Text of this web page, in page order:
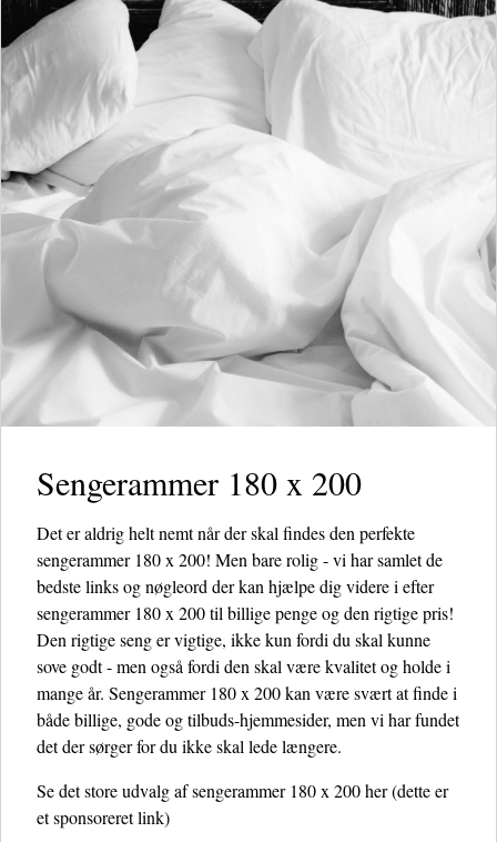
Sengerammer 180 x 200
Det er aldrig helt nemt når der skal findes den perfekte
sengerammer 180 x 200! Men bare rolig - vi har samlet de
bedste links og nøgleord der kan hjælpe dig videre i efter
sengerammer 180 x 200 til billige penge og den rigtige pris!
Den rigtige seng er vigtige, ikke kun fordi du skal kunne
sove godt - men også fordi den skal være kvalitet og holde i
mange år. Sengerammer 180 x 200 kan være svært at finde i
både billige, gode og tilbuds-hjemmesider, men vi har fundet
det der sørger for du ikke skal lede længere.
Se det store udvalg af sengerammer 180 x 200 her(dette er
et sponsoreret link)